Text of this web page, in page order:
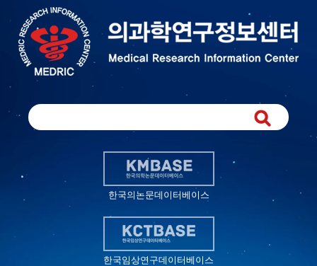
한국의논문데이터베이스
한국임상연구데이터베이스